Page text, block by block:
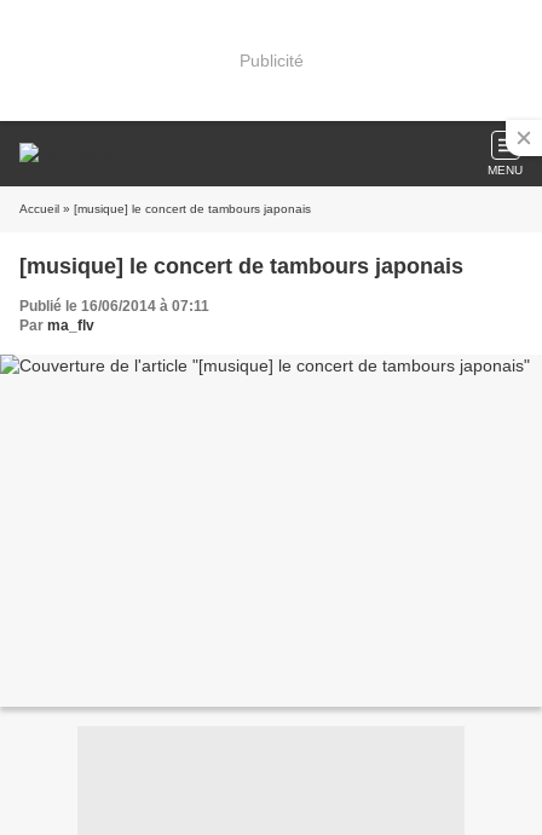
Publicité
MENU
Accueil » [musique] le concert de tambours japonais
[musique] le concert de tambours japonais
Publié le 16/06/2014 à 07:11
Par ma_flv